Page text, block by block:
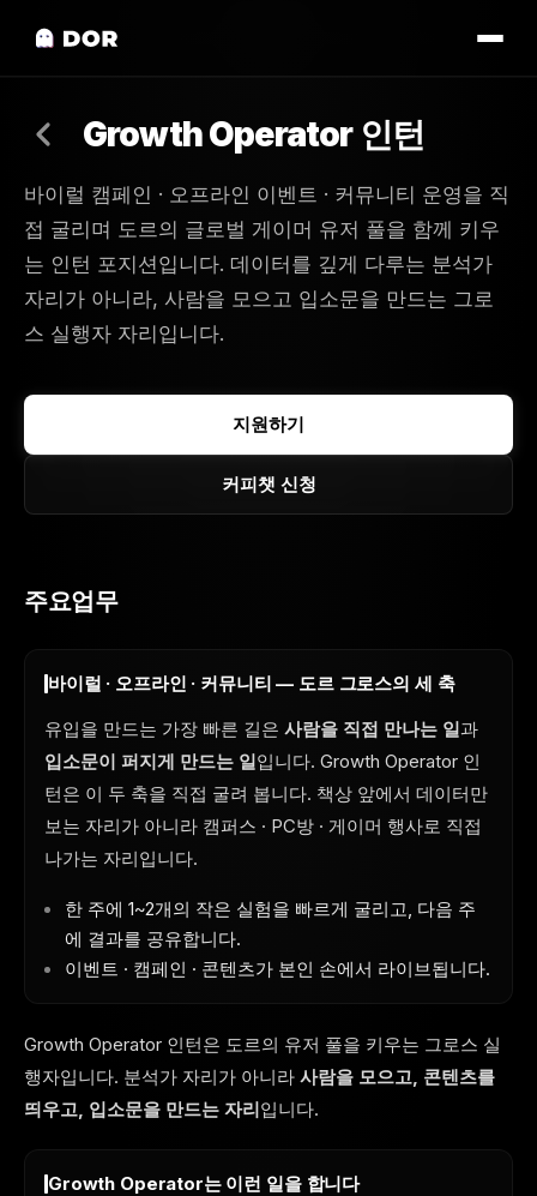
Growth Operator 인턴
바이럴 캠페인 · 오프라인 이벤트 · 커뮤니티 운영을 직
접 굴리며 도르의 글로벌 게이머 유저 풀을 함께 키우
는 인턴 포지션입니다. 데이터를 깊게 다루는 분석가
자리가 아니라, 사람을 모으고 입소문을 만드는 그로
스 실행자 자리입니다.
지원하기
커피챗 신청
주요업무
바이럴 · 오프라인 · 커뮤니티 — 도르 그로스의 세 축
유입을 만드는 가장 빠른 길은 사람을 직접 만나는 일과
입소문이 퍼지게 만드는 일입니다. Growth Operator 인
턴은 이 두 축을 직접 굴려 봅니다. 책상 앞에서 데이터만
보는 자리가 아니라 캠퍼스 · PC방 · 게이머 행사로 직접
나가는 자리입니다.
한 주에 1~2개의 작은 실험을 빠르게 굴리고, 다음 주
에 결과를 공유합니다.
이벤트 · 캠페인 · 콘텐츠가 본인 손에서 라이브됩니다.
Growth Operator 인턴은 도르의 유저 풀을 키우는 그로스 실
행자입니다. 분석가 자리가 아니라 사람을 모으고, 콘텐츠를
띄우고, 입소문을 만드는 자리입니다.
Growth Operator는 이런 일을 합니다